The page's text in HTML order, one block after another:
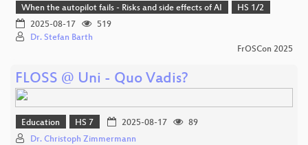
When the autopilot fails - Risks and side effects of AI
HS 1/2
2025-08-17
519
Dr. Stefan Barth
FrOSCon 2025
FLOSS @ Uni - Quo Vadis?
Education HS 7 2025-08-17
89
Dr. Christoph Zimmermann